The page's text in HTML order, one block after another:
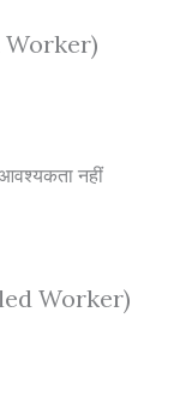
Worker)
नहीं
Worker)